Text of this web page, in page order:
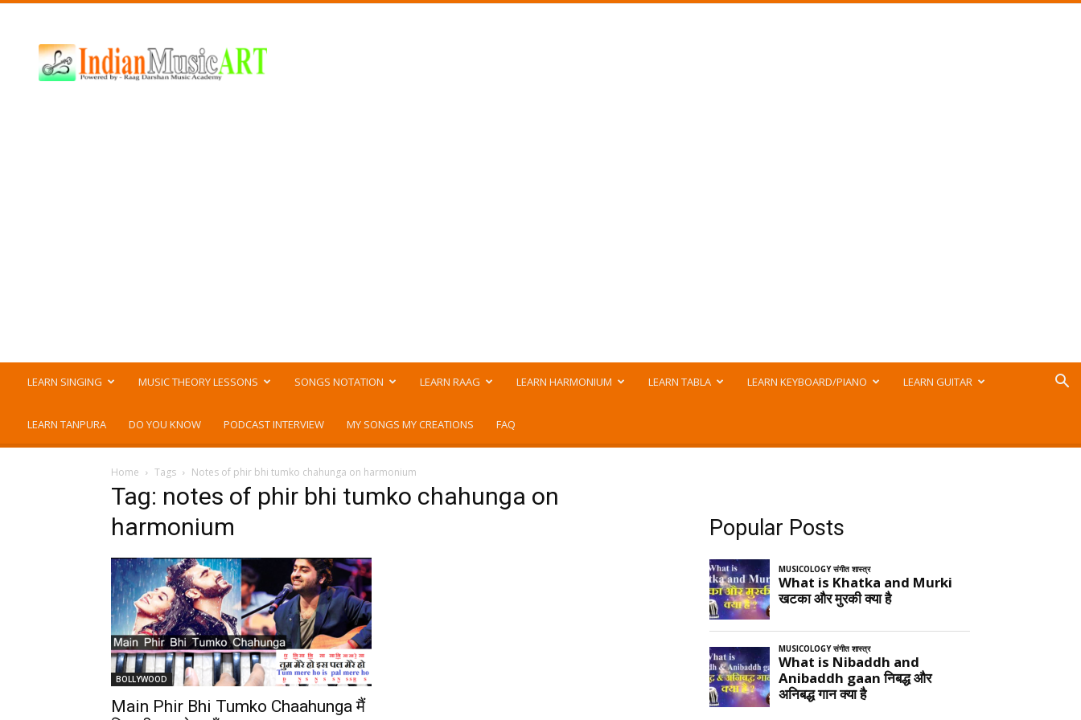
Music
ART
LEARN SINGING MUSIC THEORY LESSONS SONGS NOTATION LEARN RAAG LEARN HARMONIUM LEARN TABLA LEARN KEYBOARD/PIANO LEARN GUITAR
LEARN TANPURA DO YOU KNOW PODCAST INTERVIEW MY SONGS MY CREATIONS FAQ
Home Tags Notes of phir bhi tumko chahunga on harmonium
Tag: notes of phir bhi tumko chahunga on
harmonium
BOLLYWOOD
Main Phir Bhi Tumko Chaahunga मैं
Popular Posts